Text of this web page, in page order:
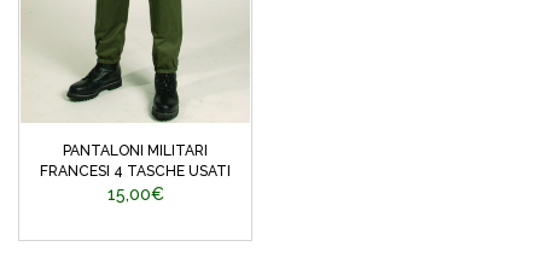
PANTALONI MILITARI
FRANCESI 4 TASCHE USATI
15,00€